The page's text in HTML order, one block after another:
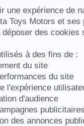
une expérience de
Toys Motors et ses
déposer des cookies
à des fins de :
du site
du site
l'expérience
d'audience
publicitaires
des annonces
Axeptio consent
correspondent